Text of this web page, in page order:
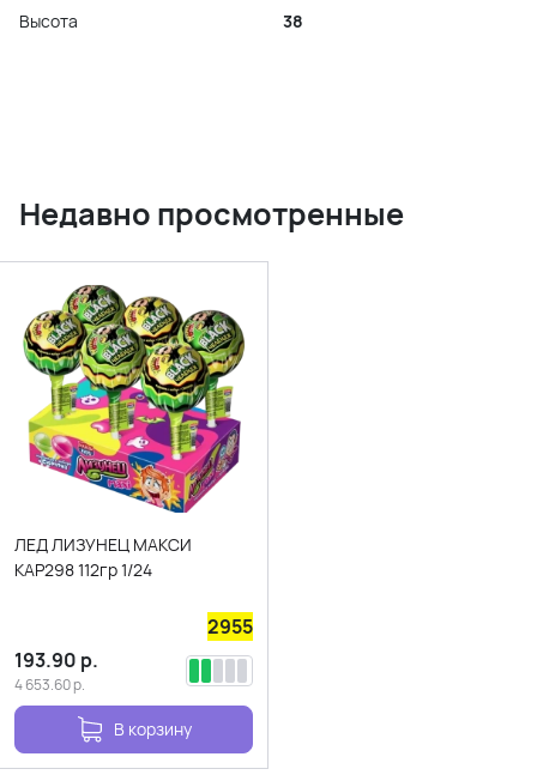
Высота
38
Недавно просмотренные
ЛЕД ЛИЗУНЕЦ МАКСИ
КАР298 112гр 1/24
2955
193.90 р.
4 653.60р.
В корзину